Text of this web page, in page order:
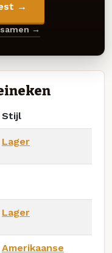
→
→
Stijl
Lager
Lager
Amerikaanse